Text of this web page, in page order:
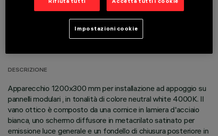
DATI TECNICI
DESCRIZIONE
Apparecchio 1200x300 mm per installazione ad appoggio su
pannelli modulari , in tonalità di colore neutral white 4000K. Il
vano ottico è composto da una cornice in lamiera d'acciaio
bianca, uno schermo diffusore in metacrilato satinato per
emissione luce generale e un fondello di chiusura posteriore in
Impostazioni cookie